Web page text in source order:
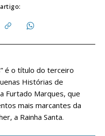
é o título do terceiro
Histórias de
Furtado Marques, que
mais marcantes da
a Rainha Santa.